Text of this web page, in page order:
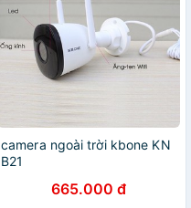
camera ngoài trời kbone KN
B21
665.000 đ